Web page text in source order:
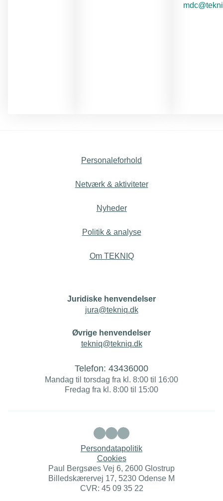
E-mail:
Personaleforhold
Netværk & aktiviteter
Nyheder
Politik & analyse
Om TEKNIQ
Juridiske henvendelser
jura@tekniq.dk
Øvrige henvendelser
tekniq@tekniq.dk
Telefon: 43436000
Mandag til torsdag fra kl. 8:00 til 16:00
Fredag fra kl. 8:00 til 15:00
Persondatapolitik
Cookies
Paul Bergsøes Vej 6, 2600 Glostrup
Billedskærervej 17, 5230 Odense M
CVR: 45 09 35 22